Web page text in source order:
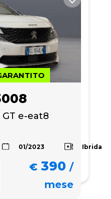
GT e-eat8
01/2023 Ibrida
€ 390 /
mese